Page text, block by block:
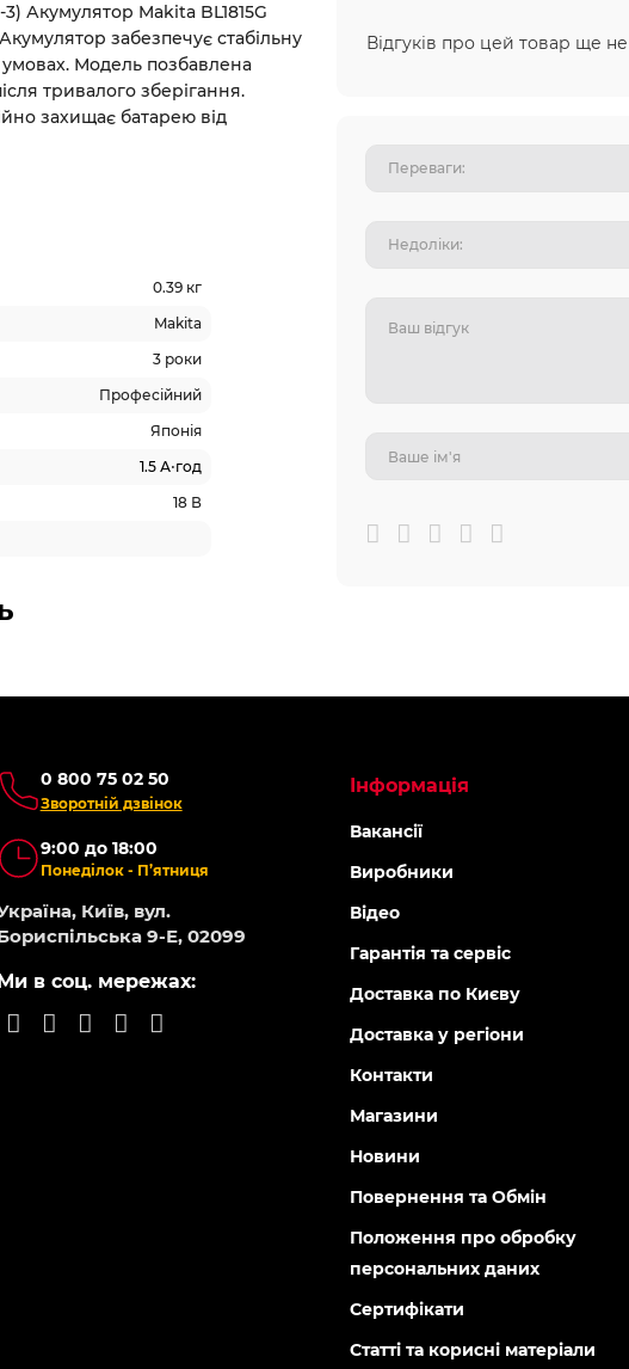
Акумулятор Makita BL1815G
забезпечує стабільну
умовах. Модель позбавлена
тривалого зберігання.
захищає батарею від
0.39 кг
Makita
3 роки
Професійний
Японія
1.5 А⋅год
18 В
Відгуків про цей товар ще
0 800 75 02 50
Зворотній дзвінок
9:00 до 18:00
Понеділок - П’ятниця
Київ, вул.
9-Е, 02099
в соц. мережах:
Інформація
Вакансії
Виробники
Відео
Гарантія та сервіс
Доставка по Києву
Доставка у регіони
Контакти
Магазини
Новини
Повернення та Обмін
Положення про обробку
персональних даних
Сертифікати
Статті та корисні матеріали